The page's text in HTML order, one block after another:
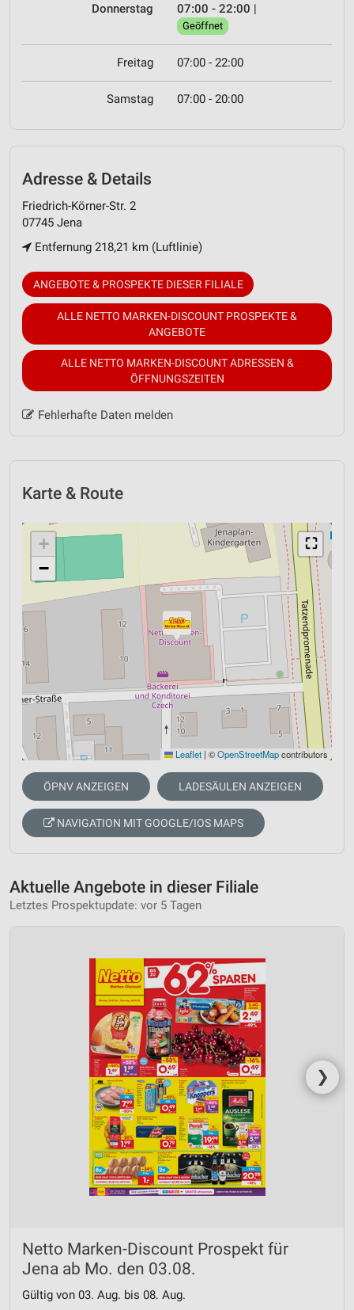
Donnerstag 07:00 - 22:00 |
Geöffnet
Freitag 07:00 - 22:00
Samstag 07:00 - 20:00
Adresse & Details
Friedrich-Körner-Str. 2
07745 Jena
Entfernung 218,21 km (Luftlinie)
ANGEBOTE & PROSPEKTE DIESER FILIALE
ALLE NETTO MARKEN-DISCOUNT PROSPEKTE &
ANGEBOTE
ALLE NETTO MARKEN-DISCOUNT ADRESSEN &
ÖFFNUNGSZEITEN
Fehlerhafte Daten melden
Karte & Route
⛶
+
−
Leaflet | ©OpenStreetMapcontributors
ÖPNV ANZEIGEN LADESÄULEN ANZEIGEN
NAVIGATION MIT GOOGLE/IOS MAPS
Aktuelle Angebote in dieser Filiale
Letztes Prospektupdate: vor 5 Tagen
❯
Netto Marken-Discount Prospekt für
Jena ab Mo. den 03.08.
Gültig von 03. Aug. bis 08. Aug.